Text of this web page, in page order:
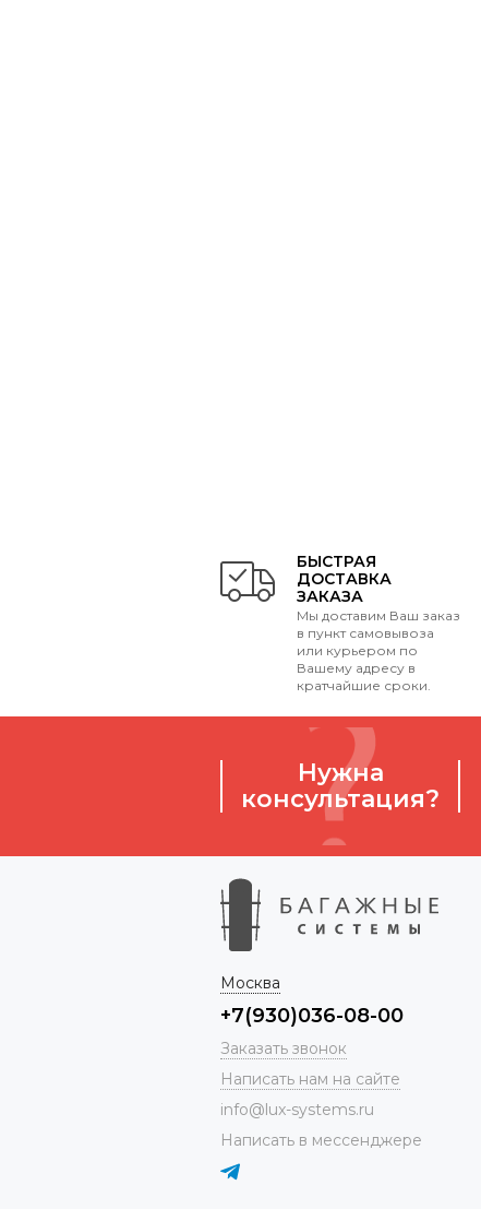
БЫСТРАЯ
ДОСТАВКА
ЗАКАЗА
Мы доставим Ваш заказ
в пункт самовывоза
или курьером по
Вашему адресу в
кратчайшие сроки.
Нужна
консультация?
Москва
+7(930)036-08-00
Заказать звонок
Написать нам на сайте
info@lux-systems.ru
Написать в мессенджере